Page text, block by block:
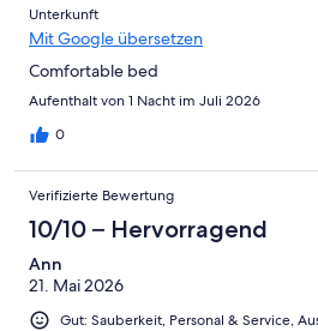
Unterkunft
Mit Google übersetzen
Comfortable bed
Aufenthalt von 1 Nacht im Juli 2026
0
Verifizierte Bewertung
10/10 – Hervorragend
Ann
21. Mai 2026
Gut: Sauberkeit, Personal & Service,